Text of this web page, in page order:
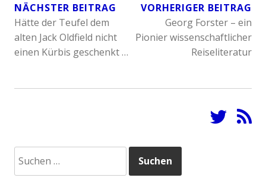
i
e
s
:
BEITRAGSNAVIGATION
NÄCHSTER BEITRAG
Hätte der Teufel dem
alten Jack Oldfield nicht
einen Kürbis geschenkt …
VORHERIGER BEITRAG
Georg Forster – ein
Pionier wissenschaftlicher
Reiseliteratur
nach: